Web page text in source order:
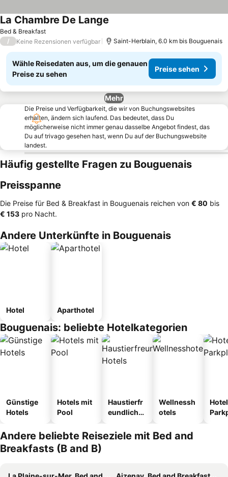
Bed & Breakfast
La Chambre De Lange
/ Keine Rezensionen verfügbar Saint-Herblain, 6.0 km bis Bouguenais
Wähle Reisedaten aus, um die genauen
Preise zu sehen
Preise sehen
Mehr
Die Preise und Verfügbarkeit, die wir von Buchungswebsites
erhalten, ändern sich laufend. Das bedeutet, dass Du
möglicherweise nicht immer genau dasselbe Angebot findest, das
Du auf trivago gesehen hast, wenn Du auf der Buchungswebsite
landest.
Häufig gestellte Fragen zu Bouguenais
Preisspanne
Die Preise für Bed & Breakfast in Bouguenais reichen von ‎€ 80 bis
‎€ 153 pro Nacht.
Andere Unterkünfte in Bouguenais
Hotel Aparthotel
Bouguenais: beliebte Hotelkategorien
Günstige
Hotels
Hotels mit
Pool
Haustierfr
eundliche
Wellnessh
otels
Andere beliebte Reiseziele mit Bed and
Breakfasts (B and B)